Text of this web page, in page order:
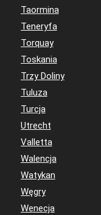
Taormina
Teneryfa
Torquay
Toskania
Trzy Doliny
Tuluza
Turcja
Utrecht
Valletta
Walencja
Watykan
Węgry
Wenecja